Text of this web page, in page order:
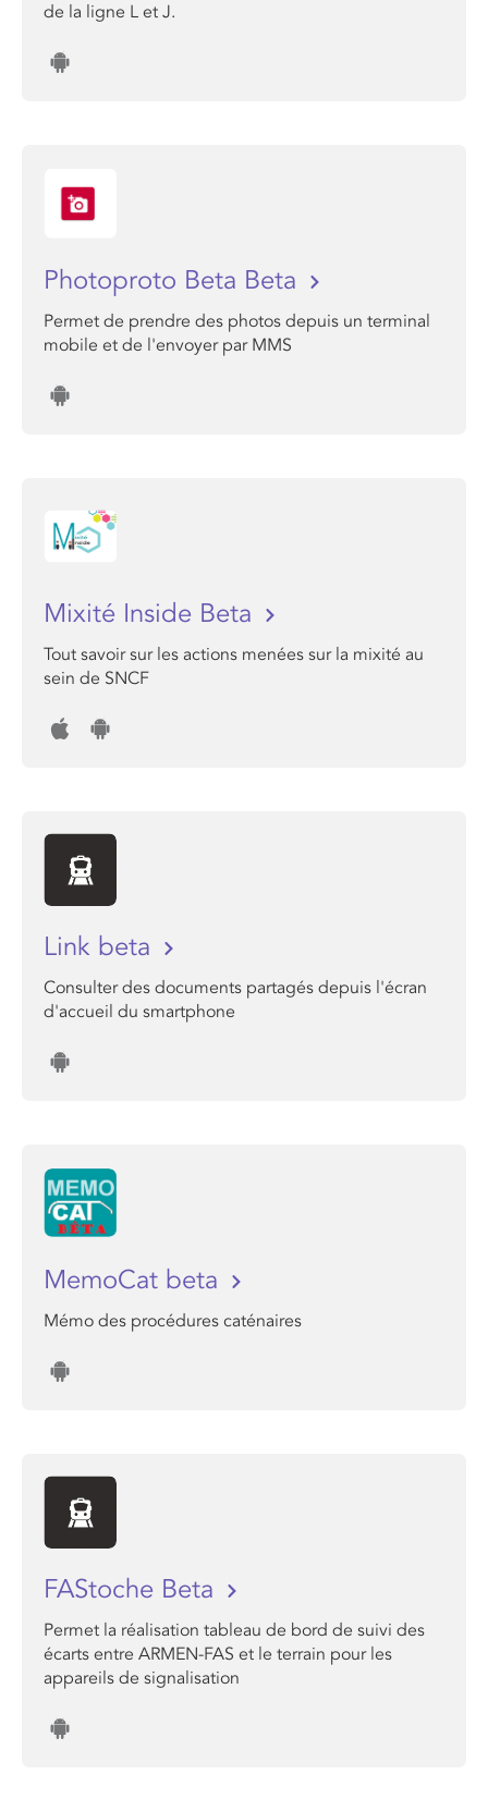
de la ligne L et J.
Photoproto Beta Beta
Permet de prendre des photos depuis un terminal
mobile et de l'envoyer par MMS
Mixité Inside Beta
Tout savoir sur les actions menées sur la mixité au
sein de SNCF
Link beta
Consulter des documents partagés depuis l'écran
d'accueil du smartphone
MemoCat beta
Mémo des procédures caténaires
FAStoche Beta
Permet la réalisation tableau de bord de suivi des
écarts entre ARMEN-FAS et le terrain pour les
appareils de signalisation